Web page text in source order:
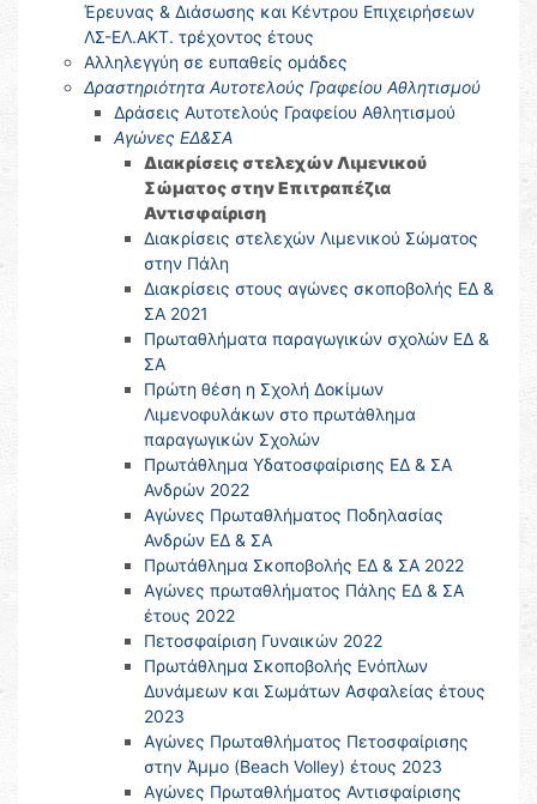
Έρευνας & Διάσωσης και Κέντρου Επιχειρήσεων
ΛΣ-ΕΛ.ΑΚΤ. τρέχοντος έτους
Αλληλεγγύη σε ευπαθείς ομάδες
Δραστηριότητα Αυτοτελούς Γραφείου Αθλητισμού
Δράσεις Αυτοτελούς Γραφείου Αθλητισμού
Αγώνες ΕΔ&ΣΑ
Διακρίσεις στελεχών Λιμενικού
Σώματος στην Επιτραπέζια
Αντισφαίριση
Διακρίσεις στελεχών Λιμενικού Σώματος
στην Πάλη
Διακρίσεις στους αγώνες σκοποβολής ΕΔ &
ΣΑ 2021
Πρωταθλήματα παραγωγικών σχολών ΕΔ &
ΣΑ
Πρώτη θέση η Σχολή Δοκίμων
Λιμενοφυλάκων στο πρωτάθλημα
παραγωγικών Σχολών
Πρωτάθλημα Υδατοσφαίρισης ΕΔ & ΣΑ
Ανδρών 2022
Αγώνες Πρωταθλήματος Ποδηλασίας
Ανδρών ΕΔ & ΣΑ
Πρωτάθλημα Σκοποβολής ΕΔ & ΣΑ 2022
Αγώνες πρωταθλήματος Πάλης ΕΔ & ΣΑ
έτους 2022
Πετοσφαίριση Γυναικών 2022
Πρωτάθλημα Σκοποβολής Ενόπλων
Δυνάμεων και Σωμάτων Ασφαλείας έτους
2023
Αγώνες Πρωταθλήματος Πετοσφαίρισης
στην Άμμο (Beach Volley) έτους 2023
Αγώνες Πρωταθλήματος Αντισφαίρισης